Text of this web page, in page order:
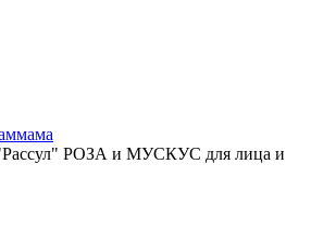
РОЗА и МУСКУС для лица и